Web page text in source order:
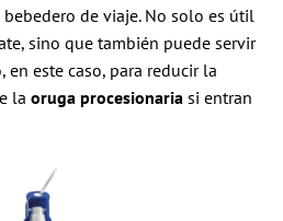
de viaje. No solo es útil
sino que también puede servir
este caso, para reducir la
la oruga procesionaria si entran